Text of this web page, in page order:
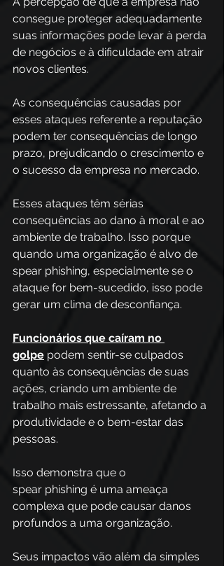
consegue proteger adequadamente
suas informações pode levar à perda
de negócios e à dificuldade em atrair
novos clientes.
As consequências causadas por
esses ataques referente a reputação
podem ter consequências de longo
prazo, prejudicando o crescimento e
o sucesso da empresa no mercado.
Esses ataques têm sérias
consequências ao dano à moral e ao
ambiente de trabalho. Isso porque
quando uma organização é alvo de
spear phishing, especialmente se o
ataque for bem-sucedido, isso pode
gerar um clima de desconfiança.
Funcionários que caíram no
golpe podem sentir-se culpados
quanto às consequências de suas
ações, criando um ambiente de
trabalho mais estressante, afetando a
produtividade e o bem-estar das
pessoas.
Isso demonstra que o
spear phishing é uma ameaça
complexa que pode causar danos
profundos a uma organização.
Seus impactos vão além da simples